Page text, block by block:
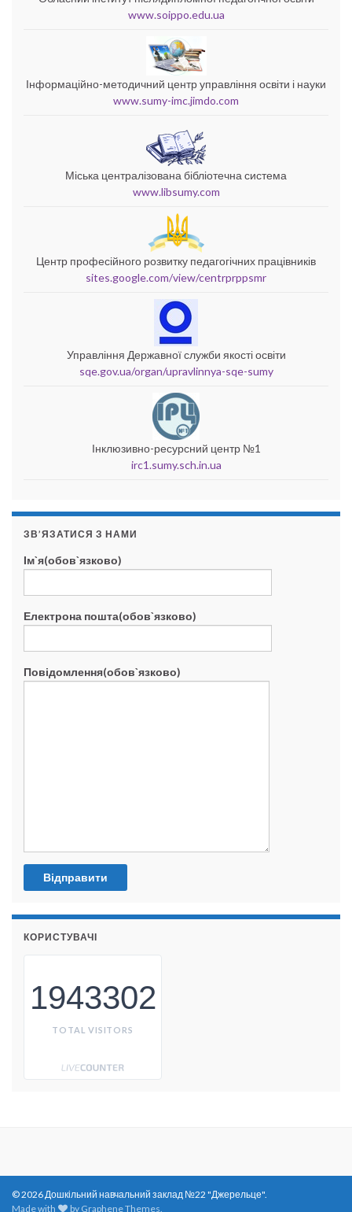
www.soippo.edu.ua
Інформаційно-методичний центр управління освіти і науки
www.sumy-imc.jimdo.com
Міська централізована бібліотечна система
www.libsumy.com
Центр професійного розвитку педагогічних працівників
sites.google.com/view/centrprppsmr
Управління Державної служби якості освіти
sqe.gov.ua/organ/upravlinnya-sqe-sumy
Інклюзивно-ресурсний центр №1
irc1.sumy.sch.in.ua
ЗВ’ЯЗАТИСЯ З НАМИ
Ім`я(обов`язково)
Електрона пошта(обов`язково)
Повідомлення(обов`язково)
КОРИСТУВАЧІ
1943302
TOTAL VISITORS
© 2026 Дошкільний навчальний заклад №22 "Джерельце".
Made with
by Graphene Themes.